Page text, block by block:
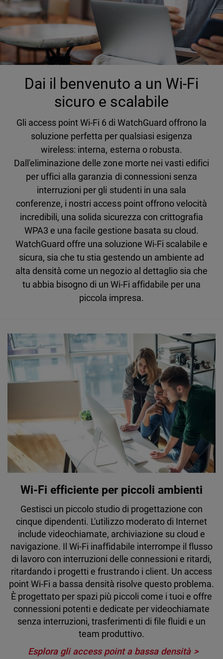
Dai il benvenuto a un Wi-Fi
sicuro e scalabile
Gli access point Wi-Fi 6 di WatchGuard offrono la
soluzione perfetta per qualsiasi esigenza
wireless: interna, esterna o robusta.
Dall'eliminazione delle zone morte nei vasti edifici
per uffici alla garanzia di connessioni senza
interruzioni per gli studenti in una sala
conferenze, i nostri access point offrono velocità
incredibili, una solida sicurezza con crittografia
WPA3 e una facile gestione basata su cloud.
WatchGuard offre una soluzione Wi-Fi scalabile e
sicura, sia che tu stia gestendo un ambiente ad
alta densità come un negozio al dettaglio sia che
tu abbia bisogno di un Wi-Fi affidabile per una
piccola impresa.
Wi-Fi efficiente per piccoli ambienti
Gestisci un piccolo studio di progettazione con
cinque dipendenti. L'utilizzo moderato di Internet
include videochiamate, archiviazione su cloud e
navigazione. Il Wi-Fi inaffidabile interrompe il flusso
di lavoro con interruzioni delle connessioni e ritardi,
ritardando i progetti e frustrando i client. Un access
point Wi-Fi a bassa densità risolve questo problema.
È progettato per spazi più piccoli come i tuoi e offre
connessioni potenti e dedicate per videochiamate
senza interruzioni, trasferimenti di file fluidi e un
team produttivo.
Esplora gli access point a bassa densità